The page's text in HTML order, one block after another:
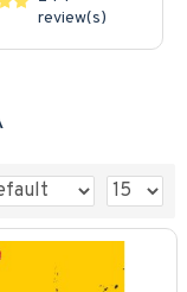
review(s)